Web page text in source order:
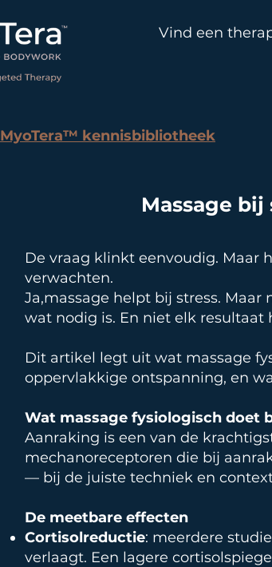
Vind een
MyoTera™ kennisbibliotheek
Massage
De vraag klinkt eenvoudig. Maar
verwachten.
Ja,massage helpt bij stress.
wat nodig is. En niet elk resultaat
Dit artikel legt uit wat massage
oppervlakkige ontspanning, en
Wat massage fysiologisch doet
Aanraking is een van de
mechanoreceptoren die bij
— bij de juiste techniek en
De meetbare effecten
Cortisolreductie: meerdere
verlaagt. Een lagere